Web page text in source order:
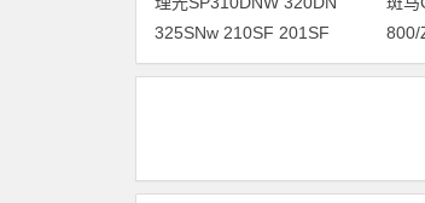
325SNw 210SF 201SF
330SN打印机驱动安装
800/
驱动